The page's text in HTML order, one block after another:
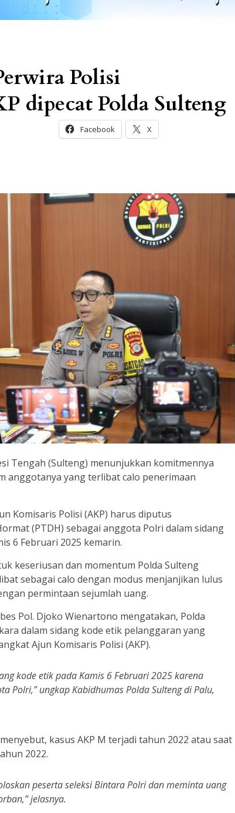
Polisi
dipecat Polda Sulteng
Facebook X
Tengah (Sulteng) menunjukkan komitmennya
anggotanya yang terlibat calo penerimaan
Komisaris Polisi (AKP) harus diputus
(PTDH) sebagai anggota Polri dalam sidang
6 Februari 2025 kemarin.
keseriusan dan momentum Polda Sulteng
sebagai calo dengan modus menjanjikan lulus
permintaan sejumlah uang.
Pol. Djoko Wienartono mengatakan, Polda
dalam sidang kode etik pelanggaran yang
Ajun Komisaris Polisi (AKP).
kode etik pada Kamis 6 Februari 2025 karena
Polri,” ungkap Kabidhumas Polda Sulteng di Palu,
kasus AKP M terjadi tahun 2022 atau saat
2022.
peserta seleksi Bintara Polri dan meminta uang
jelasnya.